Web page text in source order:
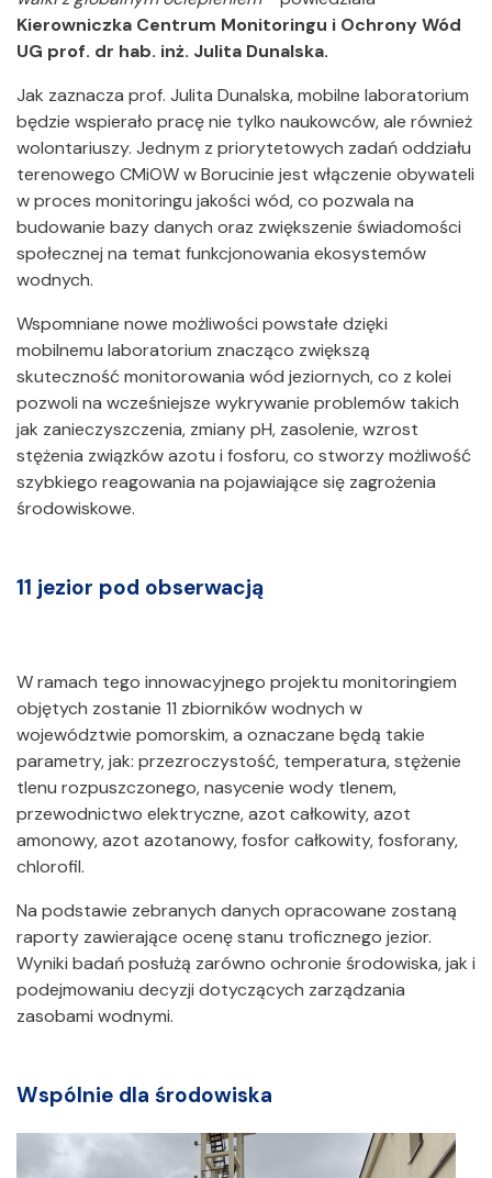
Kierowniczka Centrum Monitoringu i Ochrony Wód
UG prof. dr hab. inż. Julita Dunalska.
Jak zaznacza prof. Julita Dunalska, mobilne laboratorium
będzie wspierało pracę nie tylko naukowców, ale również
wolontariuszy. Jednym z priorytetowych zadań oddziału
terenowego CMiOW w Borucinie jest włączenie obywateli
w proces monitoringu jakości wód, co pozwala na
budowanie bazy danych oraz zwiększenie świadomości
społecznej na temat funkcjonowania ekosystemów
wodnych.
Wspomniane nowe możliwości powstałe dzięki
mobilnemu laboratorium znacząco zwiększą
skuteczność monitorowania wód jeziornych, co z kolei
pozwoli na wcześniejsze wykrywanie problemów takich
jak zanieczyszczenia, zmiany pH, zasolenie, wzrost
stężenia związków azotu i fosforu, co stworzy możliwość
szybkiego reagowania na pojawiające się zagrożenia
środowiskowe.
11 jezior pod obserwacją
W ramach tego innowacyjnego projektu monitoringiem
objętych zostanie 11 zbiorników wodnych w
województwie pomorskim, a oznaczane będą takie
parametry, jak: przezroczystość, temperatura, stężenie
tlenu rozpuszczonego, nasycenie wody tlenem,
przewodnictwo elektryczne, azot całkowity, azot
amonowy, azot azotanowy, fosfor całkowity, fosforany,
chlorofil.
Na podstawie zebranych danych opracowane zostaną
raporty zawierające ocenę stanu troficznego jezior.
Wyniki badań posłużą zarówno ochronie środowiska, jak i
podejmowaniu decyzji dotyczących zarządzania
zasobami wodnymi.
Wspólnie dla środowiska